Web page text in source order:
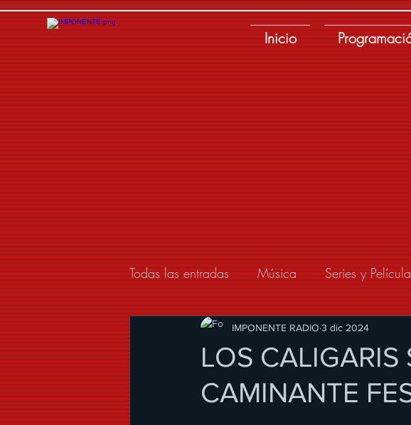
Inicio
Todas las entradas Música Series y
Modo de Vida
LOS CALIGARIS
CAMINANTE
IMPONENTE RADIO 3 dic 2024